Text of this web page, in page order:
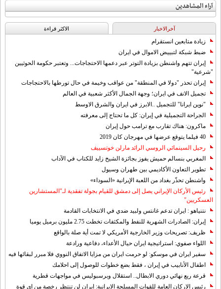
آراء المشاهدين
آخرالاخبار الاکثر قراءة
زيادة متابعين انستقرام
ضبط شبكة لتبييض الاموال في ايران
إيران تتهم واشنطن بزيادة التوتر عبر دعمها الاحتجاجات... وتعتبر حكومة الحوثيين
"شرعية"
إيران تحذر "دولا في المنطقة" من عواقب وخيمة في حال تورطها بالاحتجاجات
تجميل الانف في ايران؛ وجهة الجمال الأكثر شعبية في العالم
"نوين ايرانا" للتجميل ..الابرز في ايران والشرق الاوسط
الجراحة التجميلية في إيران: كل ما تحتاج إلى معرفته
ماكرون: هناك تقارب مع ترامب حول إيران
40 فيلما يتوقع عرضها في مهرجان كان 2019
رحيل السينمائي الروسي الرائد مارلن خوتسييف
المغربي بنسالم حميش يفوز بجائزة الشيخ زايد للكتاب في الآداب
تطوير التعاون الأكاديمي بين طهران وسيول
واشنطن تحذّر بغداد من اللعبة الإيرانية «السوداء»
رئيس الأركان الإيراني يصل إلى دمشق للقيام بجولة تفقدية لـ"المستشارين
العسكريين"
نتنياهو : ايران تدعم غانتس ولبيد ضدي في الانتخابات القادمة
إيران: الصادرات الشهریة للنفط والمكثفات تخطت 2.75 مليون برميل يوميا
ظريف: تصريحات وزير الخارجية الأمريكي لا تمت أية صلة بالواقع
اللواء صفوي: استراتيجية ايران حيال الأعداء، دفاعية ورادعة
سفير ايران في موسكو: لو حرمت ايران من مزايا الاتفاق النووي فلا مبرر لبقائها فيه
اطفال الأنابيب في إيران ، فقط بضع خطوات للوصول إلى احلامك
قرعة ربع نهائي دوري الابطال.. استقلال وبرسبوليس في مواجهات قطرية
رئيس الاركان العامة للقوات المسلحة الايرانية: ايران لن تنتظر رخصة من اي قوة